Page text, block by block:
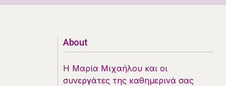
About
Η Μαρία Μιχαήλου και οι
συνεργάτες της καθημερινά σας